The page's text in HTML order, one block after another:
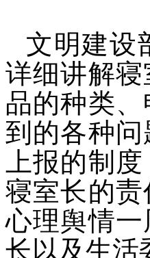
文明建设
详细讲解
品的种类
到的各种
上报的制
寝室长的
心理舆情一
长 以及生活